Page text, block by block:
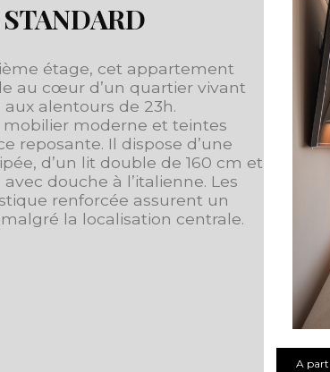
étage, cet appartement
au cœur d’un quartier vivant
alentours de 23h.
mobilier moderne et teintes
reposante. Il dispose d’une
d’un lit double de 160 cm et
douche à l’italienne. Les
renforcée assurent un
la localisation centrale.
A